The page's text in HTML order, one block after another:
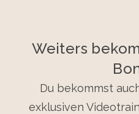
Weiters
Du bekommst
exklusiven